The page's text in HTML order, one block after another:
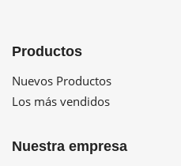
Productos
Nuevos Productos
Los más vendidos
Nuestra empresa